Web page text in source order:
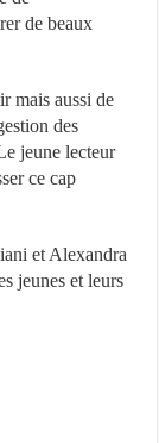
de beaux
mais aussi de
des
jeune lecteur
ce cap
et Alexandra
jeunes et leurs